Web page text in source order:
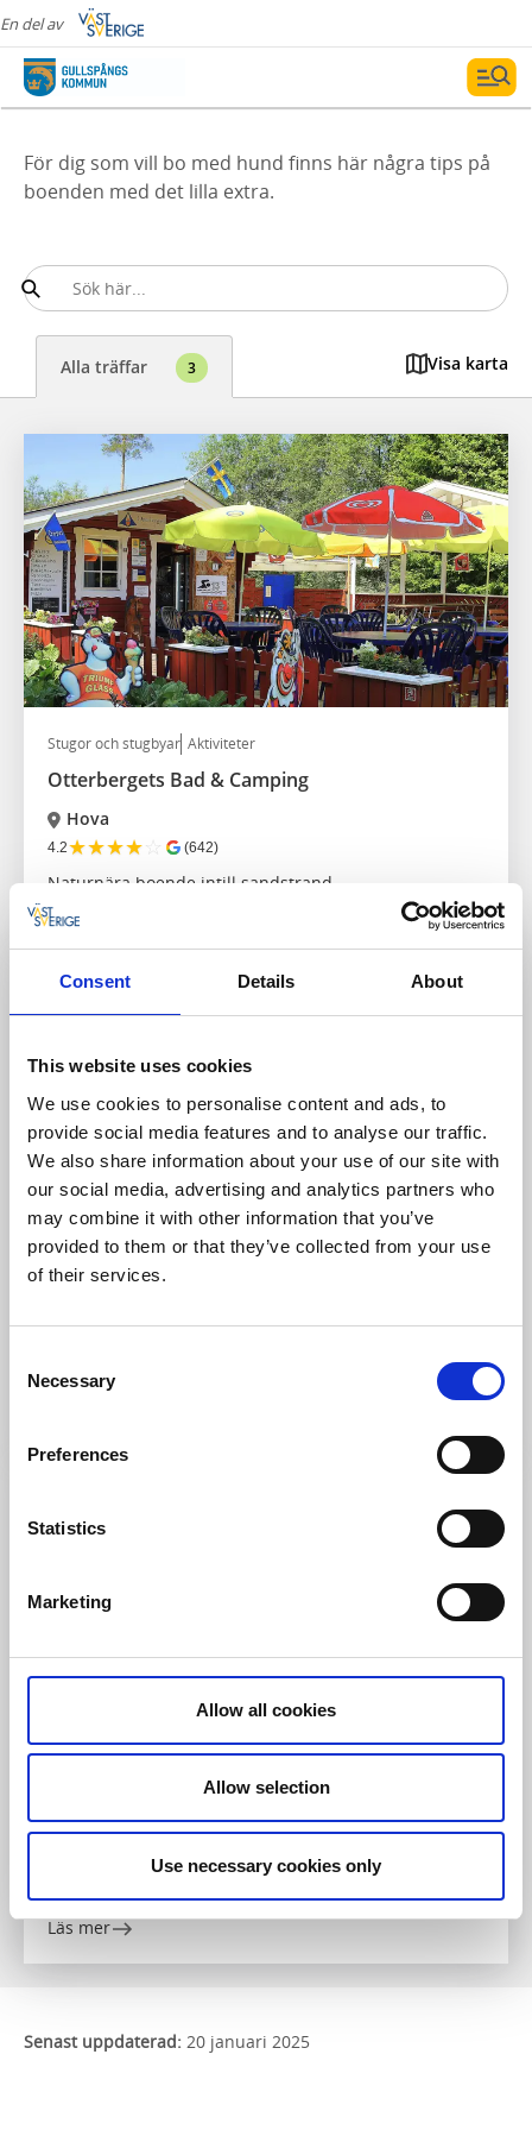
Consent Details About
This website uses cookies
We use cookies to personalise content and ads, to
provide social media features and to analyse our traffic.
We also share information about your use of our site with
our social media, advertising and analytics partners who
may combine it with other information that you’ve
provided to them or that they’ve collected from your use
of their services.
Selection
Necessary
Preferences
Statistics
Marketing
Allow all cookies
Allow selection
Use necessary cookies only
En del av
För dig som vill bo med hund finns här några tips på
boenden med det lilla extra.
Alla träffar 3 Visa karta
Stugor och stugbyar Aktiviteter
Otterbergets Bad & Camping
Hova
4.2★★★★☆ (642)
Naturnära boende intill sandstrand
Läs mer
Restaurang Hotell
BriQ Hotell
Hova
Mat och boende i ett fint litet och hemtrevligt hotell
Hova
★ (18)
Bed & Breakfast på anrik prästgård
Läs mer
Senast uppdaterad: 20 januari 2025